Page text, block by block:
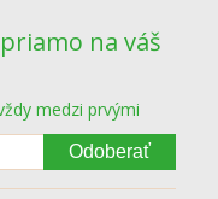
na váš
medzi prvými
Odoberať